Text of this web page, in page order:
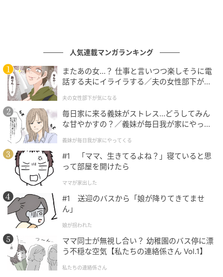
まった川北さんを見て、川原さんは「今自分の口に持
っていこうとしましたけど、コレ（模型）は何なんだ
ってなりますから」と鋭いツッコミを繰り出します。
〝驚愕ギミック〟に堪えきれない川北
指摘を受けて川北さんが実演を終えると、模型を回収
した川原さんは不敵にカメラを見据え、「ちなみにで
すね川北さん…歯が…取れます」と、模型の歯が取り外
せるという〝驚愕ギミック〟を披露。突然の出来事と
言いようのない空気感に、川北さんはつい吹き出して
しまいます。
険しい表情で模型を口元へ運び、パカッと開く川原さ
んの姿。この回一番のシュールな映像が流れる中、川
原さんはここでも歯を抜いて見せ「川北さん、歯も取
れるということで」と念押し。その後、「これはだい
人気連載マンガランキング
またあの女…？ 仕事と言いつつ楽しそうに電
話する夫にイライラする／夫の女性部下が気
夫の女性部下が気になる
毎日家に来る義妹がストレス…どうしてみん
な甘やかすの？／義妹が毎日我が家にやって
が】
義妹が毎日我が家にやってくる
#1 「ママ、生きてるよね？」寝ていると思
って部屋を開けたら
ママが家出した
#1 送迎のバスから「娘が降りてきてませ
ん」
娘が拐われた
ママ同士が無視し合い？ 幼稚園のバス停に漂
う不穏な空気【私たちの連絡係さん Vol.1】
私たちの連絡係さん